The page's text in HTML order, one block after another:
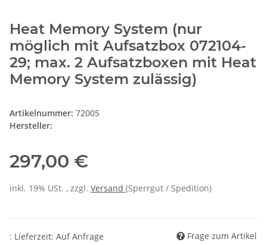
Heat Memory System (nur
möglich mit Aufsatzbox 072104-
29; max. 2 Aufsatzboxen mit Heat
Memory System zulässig)
Artikelnummer: 72005
Hersteller:
297,00 €
inkl. 19% USt. , zzgl. Versand (Sperrgut / Spedition)
: Lieferzeit: Auf Anfrage Frage zum Artikel